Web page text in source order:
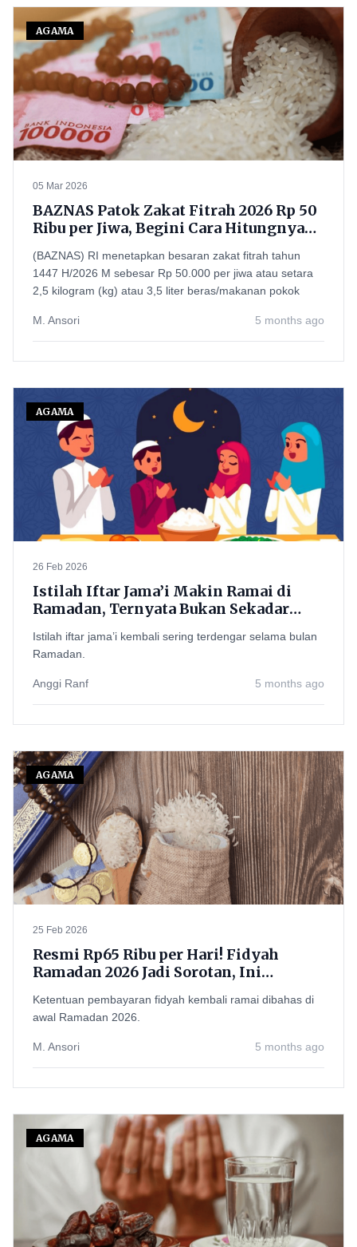
AGAMA
05 Mar 2026
BAZNAS Patok Zakat Fitrah 2026 Rp 50
Ribu per Jiwa, Begini Cara Hitungnya
(BAZNAS) RI menetapkan besaran zakat fitrah tahun
1447 H/2026 M sebesar Rp 50.000 per jiwa atau setara
2,5 kilogram (kg) atau 3,5 liter beras/makanan pokok
M. Ansori 5 months ago
AGAMA
26 Feb 2026
Istilah Iftar Jama’i Makin Ramai di
Ramadan, Ternyata Bukan Sekadar
Maknanya
Istilah iftar jama’i kembali sering terdengar selama bulan
Ramadan.
Anggi Ranf 5 months ago
AGAMA
25 Feb 2026
Resmi Rp65 Ribu per Hari! Fidyah
Ramadan 2026 Jadi Sorotan, Ini
Bayarnya
Ketentuan pembayaran fidyah kembali ramai dibahas di
awal Ramadan 2026.
M. Ansori 5 months ago
AGAMA